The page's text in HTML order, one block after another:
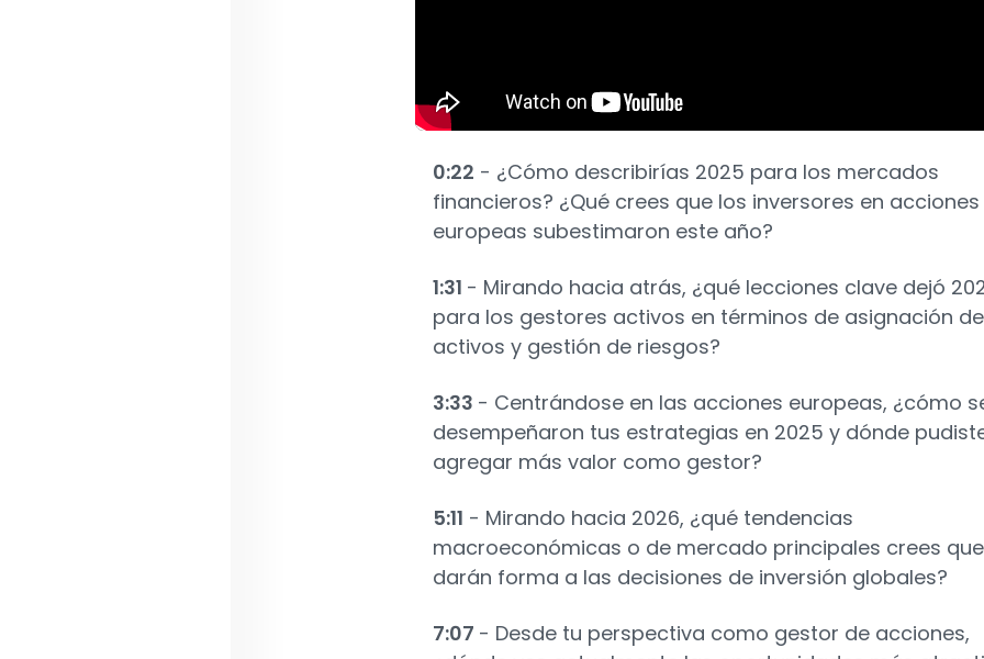
0:22 - ¿Cómo describirías 2025 para los mercados
financieros? ¿Qué crees que los inversores en acciones
europeas subestimaron este año?
1:31 - Mirando hacia atrás, ¿qué lecciones clave dejó
para los gestores activos en términos de asignación de
activos y gestión de riesgos?
3:33 - Centrándose en las acciones europeas, ¿cómo
desempeñaron tus estrategias en 2025 y dónde
agregar más valor como gestor?
5:11 - Mirando hacia 2026, ¿qué tendencias
macroeconómicas o de mercado principales crees que
darán forma a las decisiones de inversión globales?
7:07 - Desde tu perspectiva como gestor de acciones,